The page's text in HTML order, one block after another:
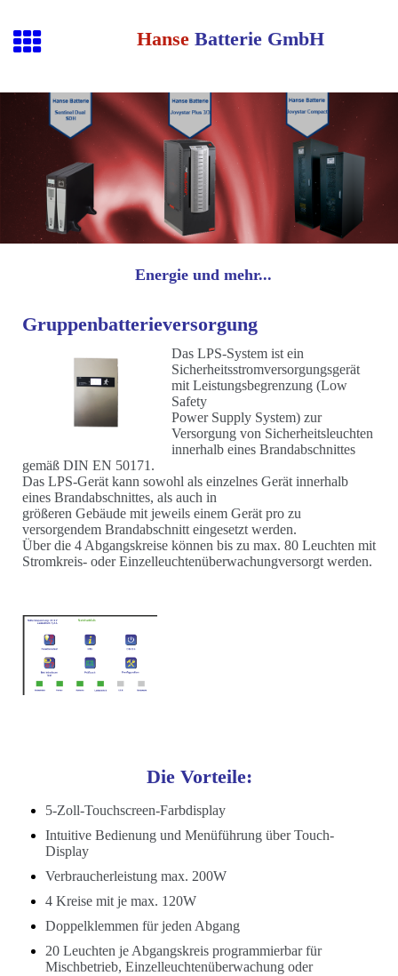
Hanse Batterie GmbH
Energie und mehr...
Gruppenbatterieversorgung
Das LPS-System ist ein
Sicherheitsstromversorgungsgerät
mit Leistungsbegrenzung (Low
Safety
Power Supply System) zur
Versorgung von Sicherheitsleuchten
innerhalb eines Brandabschnittes
gemäß DIN EN 50171.
Das LPS-Gerät kann sowohl als einzelnes Gerät innerhalb
eines Brandabschnittes, als auch in
größeren Gebäude mit jeweils einem Gerät pro zu
versorgendem Brandabschnitt eingesetzt werden.
Über die 4 Abgangskreise können bis zu max. 80 Leuchten mit
Stromkreis- oder Einzelleuchtenüberwachungversorgt werden.
Die Vorteile:
5-Zoll-Touchscreen-Farbdisplay
Intuitive Bedienung und Menüführung über Touch-
Display
Verbraucherleistung max. 200W
4 Kreise mit je max. 120W
Doppelklemmen für jeden Abgang
20 Leuchten je Abgangskreis programmierbar für
Mischbetrieb, Einzelleuchtenüberwachung oder